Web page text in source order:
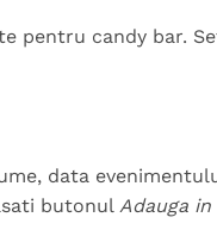
pentru candy bar.
data
butonul Adauga in